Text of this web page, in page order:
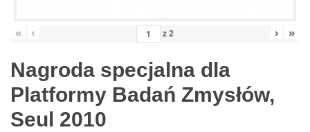
« ‹ z2 › »
Nagroda specjalna dla
Platformy Badań Zmysłów,
Seul 2010